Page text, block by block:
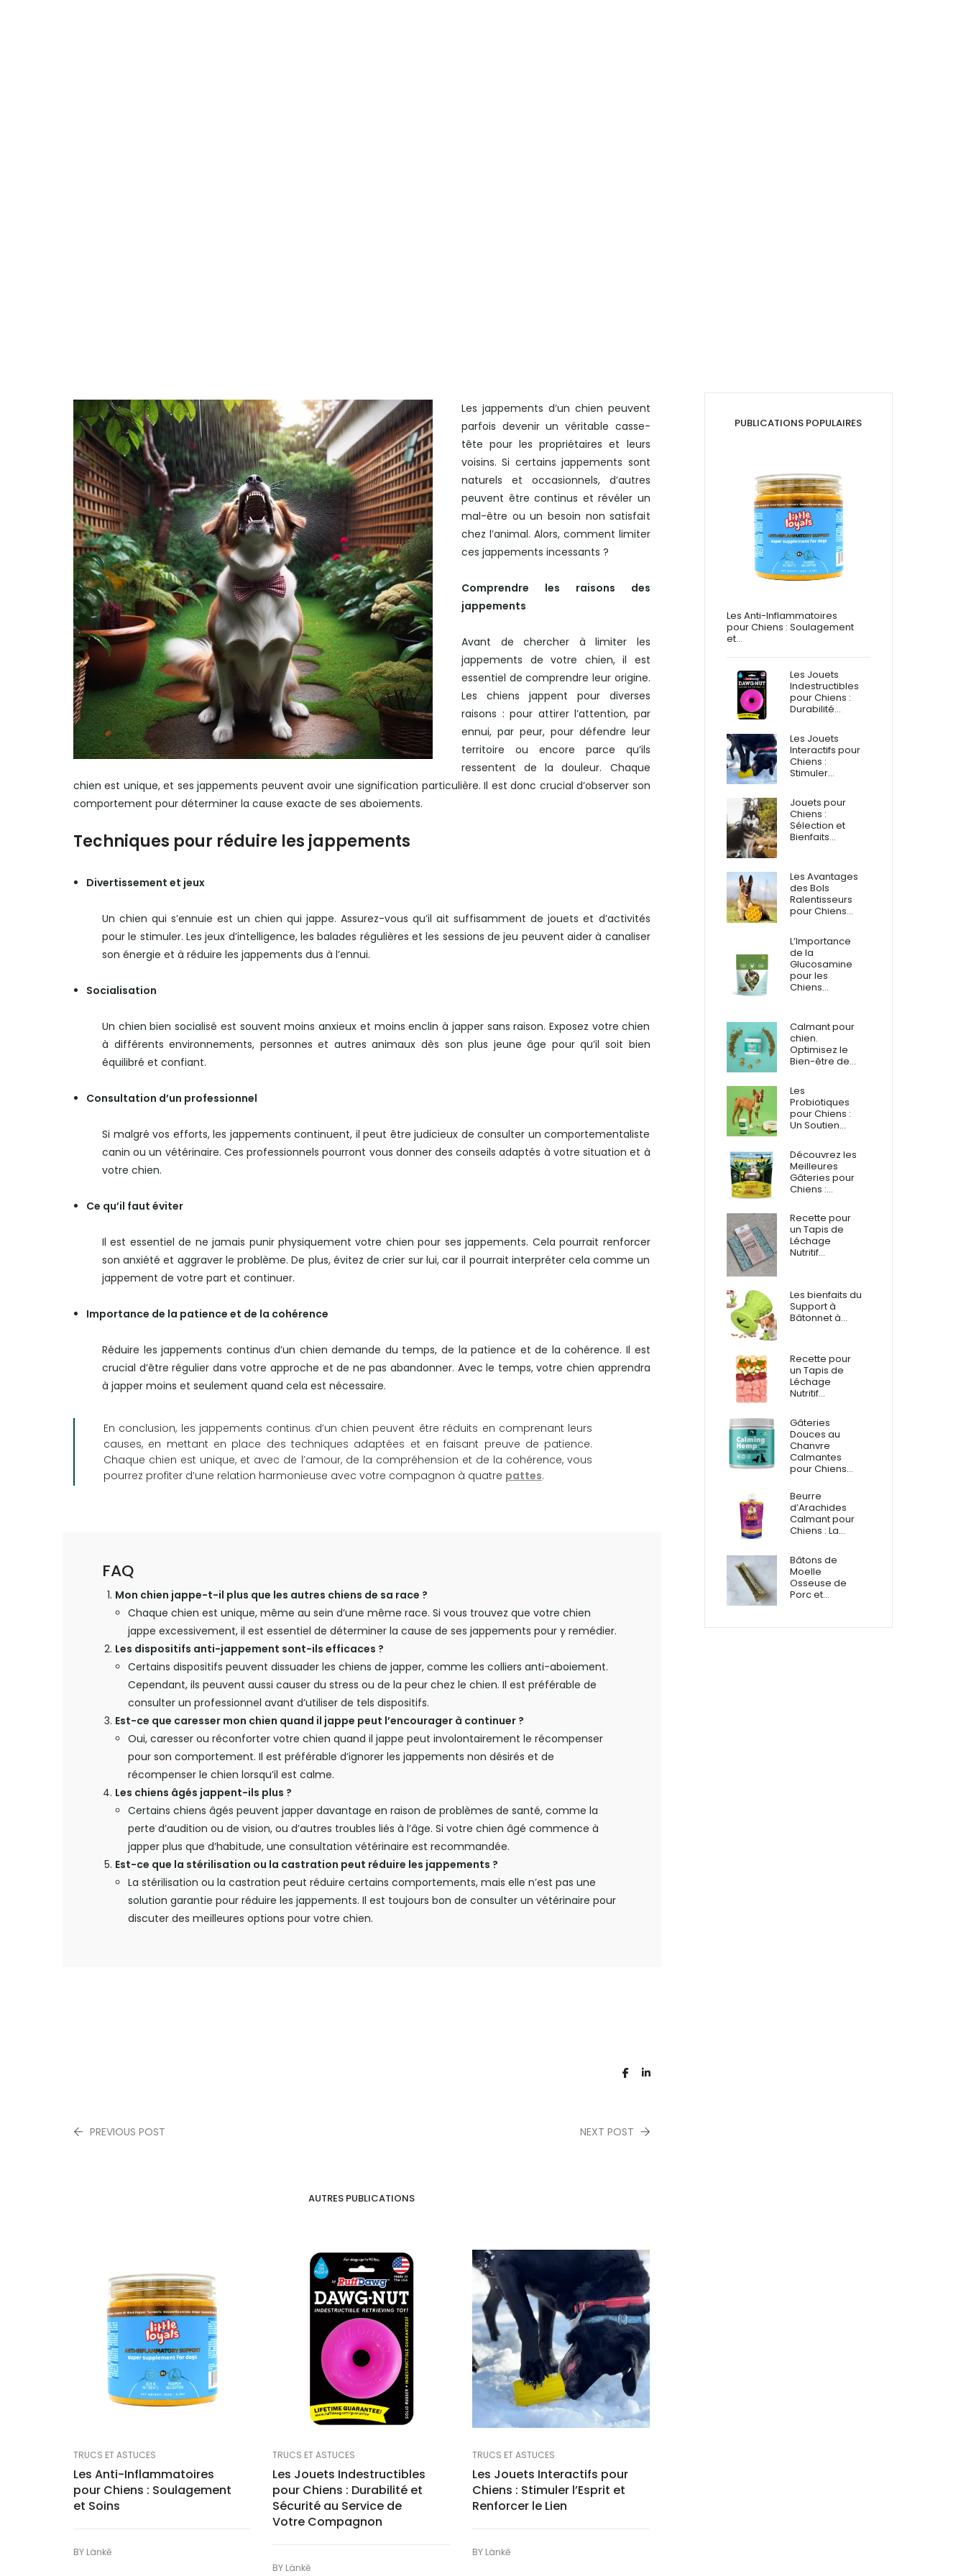
Les jappements d’un chien peuvent
parfois devenir un véritable casse-
tête pour les propriétaires et leurs
voisins. Si certains jappements sont
naturels et occasionnels, d’autres
peuvent être continus et révéler un
mal-être ou un besoin non satisfait
chez l’animal. Alors, comment limiter
ces jappements incessants ?
Comprendre les raisons des
jappements
Avant de chercher à limiter les
jappements de votre chien, il est
essentiel de comprendre leur origine.
Les chiens jappent pour diverses
raisons : pour attirer l’attention, par
ennui, par peur, pour défendre leur
territoire ou encore parce qu’ils
ressentent de la douleur. Chaque
chien est unique, et ses jappements peuvent avoir une signification particulière. Il est donc crucial d’observer son
comportement pour déterminer la cause exacte de ses aboiements.
Techniques pour réduire les jappements
Divertissement et jeux
Un chien qui s’ennuie est un chien qui jappe. Assurez-vous qu’il ait suffisamment de jouets et d’activités
pour le stimuler. Les jeux d’intelligence, les balades régulières et les sessions de jeu peuvent aider à canaliser
son énergie et à réduire les jappements dus à l’ennui.
Socialisation
Un chien bien socialisé est souvent moins anxieux et moins enclin à japper sans raison. Exposez votre chien
à différents environnements, personnes et autres animaux dès son plus jeune âge pour qu’il soit bien
équilibré et confiant.
Consultation d’un professionnel
Si malgré vos efforts, les jappements continuent, il peut être judicieux de consulter un comportementaliste
canin ou un vétérinaire. Ces professionnels pourront vous donner des conseils adaptés à votre situation et à
votre chien.
Ce qu’il faut éviter
Il est essentiel de ne jamais punir physiquement votre chien pour ses jappements. Cela pourrait renforcer
son anxiété et aggraver le problème. De plus, évitez de crier sur lui, car il pourrait interpréter cela comme un
jappement de votre part et continuer.
Importance de la patience et de la cohérence
Réduire les jappements continus d’un chien demande du temps, de la patience et de la cohérence. Il est
crucial d’être régulier dans votre approche et de ne pas abandonner. Avec le temps, votre chien apprendra
à japper moins et seulement quand cela est nécessaire.
En conclusion, les jappements continus d’un chien peuvent être réduits en comprenant leurs
causes, en mettant en place des techniques adaptées et en faisant preuve de patience.
Chaque chien est unique, et avec de l’amour, de la compréhension et de la cohérence, vous
pourrez profiter d’une relation harmonieuse avec votre compagnon à quatre pattes.
FAQ
Mon chien jappe-t-il plus que les autres chiens de sa race ?
Chaque chien est unique, même au sein d’une même race. Si vous trouvez que votre chien
jappe excessivement, il est essentiel de déterminer la cause de ses jappements pour y remédier.
Les dispositifs anti-jappement sont-ils efficaces ?
Certains dispositifs peuvent dissuader les chiens de japper, comme les colliers anti-aboiement.
Cependant, ils peuvent aussi causer du stress ou de la peur chez le chien. Il est préférable de
consulter un professionnel avant d’utiliser de tels dispositifs.
Est-ce que caresser mon chien quand il jappe peut l’encourager à continuer ?
Oui, caresser ou réconforter votre chien quand il jappe peut involontairement le récompenser
pour son comportement. Il est préférable d’ignorer les jappements non désirés et de
récompenser le chien lorsqu’il est calme.
Les chiens âgés jappent-ils plus ?
Certains chiens âgés peuvent japper davantage en raison de problèmes de santé, comme la
perte d’audition ou de vision, ou d’autres troubles liés à l’âge. Si votre chien âgé commence à
japper plus que d’habitude, une consultation vétérinaire est recommandée.
Est-ce que la stérilisation ou la castration peut réduire les jappements ?
La stérilisation ou la castration peut réduire certains comportements, mais elle n’est pas une
solution garantie pour réduire les jappements. Il est toujours bon de consulter un vétérinaire pour
discuter des meilleures options pour votre chien.
PREVIOUS POST NEXT POST
AUTRES PUBLICATIONS
TRUCS ET ASTUCES
Les Anti-Inflammatoires
pour Chiens : Soulagement
et Soins
BY Länkē
TRUCS ET ASTUCES
Les Jouets Indestructibles
pour Chiens : Durabilité et
Sécurité au Service de
Votre Compagnon
BY Länkē
TRUCS ET ASTUCES
Les Jouets Interactifs pour
Chiens : Stimuler l’Esprit et
Renforcer le Lien
BY Länkē
PUBLICATIONS POPULAIRES
Les Anti-Inflammatoires
pour Chiens : Soulagement
et…
Les Jouets
Indestructibles
pour Chiens :
Durabilité…
Les Jouets
Interactifs pour
Chiens :
Stimuler…
Jouets pour
Chiens :
Sélection et
Bienfaits…
Les Avantages
des Bols
Ralentisseurs
pour Chiens…
L’Importance
de la
Glucosamine
pour les
Chiens…
Calmant pour
chien.
Optimisez le
Bien-être de…
Les
Probiotiques
pour Chiens :
Un Soutien…
Découvrez les
Meilleures
Gâteries pour
Chiens :…
Recette pour
un Tapis de
Léchage
Nutritif…
Les bienfaits du
Support à
Bâtonnet à…
Recette pour
un Tapis de
Léchage
Nutritif…
Gâteries
Douces au
Chanvre
Calmantes
pour Chiens…
Beurre
d’Arachides
Calmant pour
Chiens : La…
Bâtons de
Moelle
Osseuse de
Porc et…